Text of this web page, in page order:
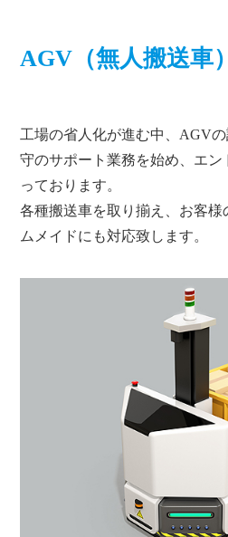
AGV（無人搬送車）
工場の省人化が進む中、AGV
守のサポート業務を始め、エ
っております。
各種搬送車を取り揃え、お客様
ムメイドにも対応致します。